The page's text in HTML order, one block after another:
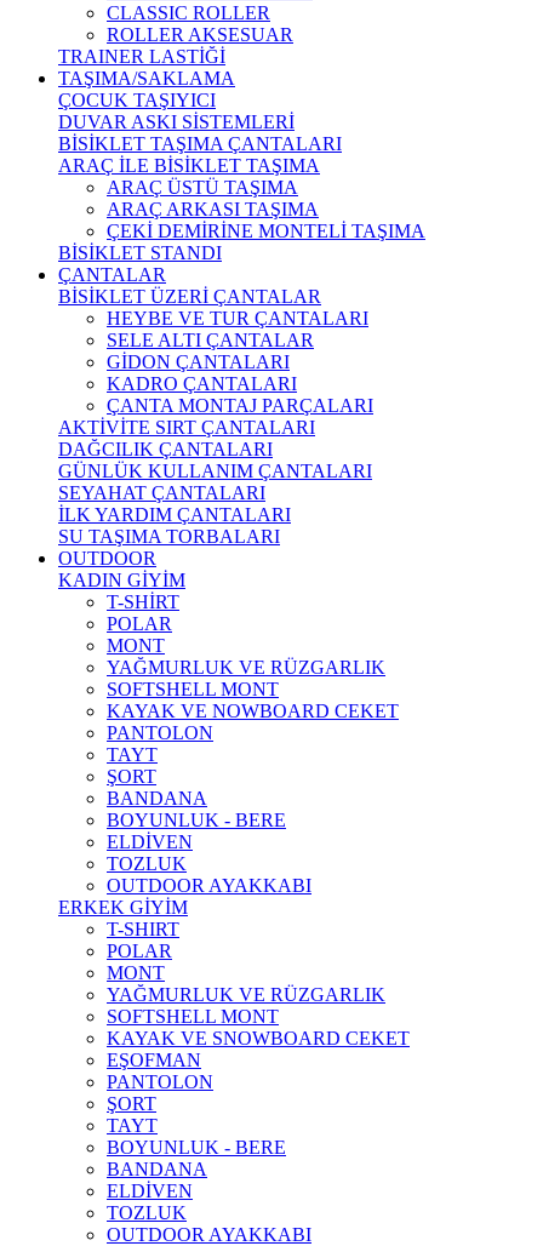
CLASSIC ROLLER
ROLLER AKSESUAR
TRAINER LASTİĞİ
TAŞIMA/SAKLAMA
ÇOCUK TAŞIYICI
DUVAR ASKI SİSTEMLERİ
BİSİKLET TAŞIMA ÇANTALARI
ARAÇ İLE BİSİKLET TAŞIMA
ARAÇ ÜSTÜ TAŞIMA
ARAÇ ARKASI TAŞIMA
ÇEKİ DEMİRİNE MONTELİ TAŞIMA
BİSİKLET STANDI
ÇANTALAR
BİSİKLET ÜZERİ ÇANTALAR
HEYBE VE TUR ÇANTALARI
SELE ALTI ÇANTALAR
GİDON ÇANTALARI
KADRO ÇANTALARI
ÇANTA MONTAJ PARÇALARI
AKTİVİTE SIRT ÇANTALARI
DAĞCILIK ÇANTALARI
GÜNLÜK KULLANIM ÇANTALARI
SEYAHAT ÇANTALARI
İLK YARDIM ÇANTALARI
SU TAŞIMA TORBALARI
OUTDOOR
KADIN GİYİM
T-SHİRT
POLAR
MONT
YAĞMURLUK VE RÜZGARLIK
SOFTSHELL MONT
KAYAK VE NOWBOARD CEKET
PANTOLON
TAYT
ŞORT
BANDANA
BOYUNLUK - BERE
ELDİVEN
TOZLUK
OUTDOOR AYAKKABI
ERKEK GİYİM
T-SHIRT
POLAR
MONT
YAĞMURLUK VE RÜZGARLIK
SOFTSHELL MONT
KAYAK VE SNOWBOARD CEKET
EŞOFMAN
PANTOLON
ŞORT
TAYT
BOYUNLUK - BERE
BANDANA
ELDİVEN
TOZLUK
OUTDOOR AYAKKABI